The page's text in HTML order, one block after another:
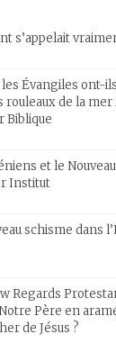
s’appelait
les Évangiles ont-
rouleaux de la mer
Biblique
et le
Institut
schisme dans
Regards
Père en
de Jésus ?